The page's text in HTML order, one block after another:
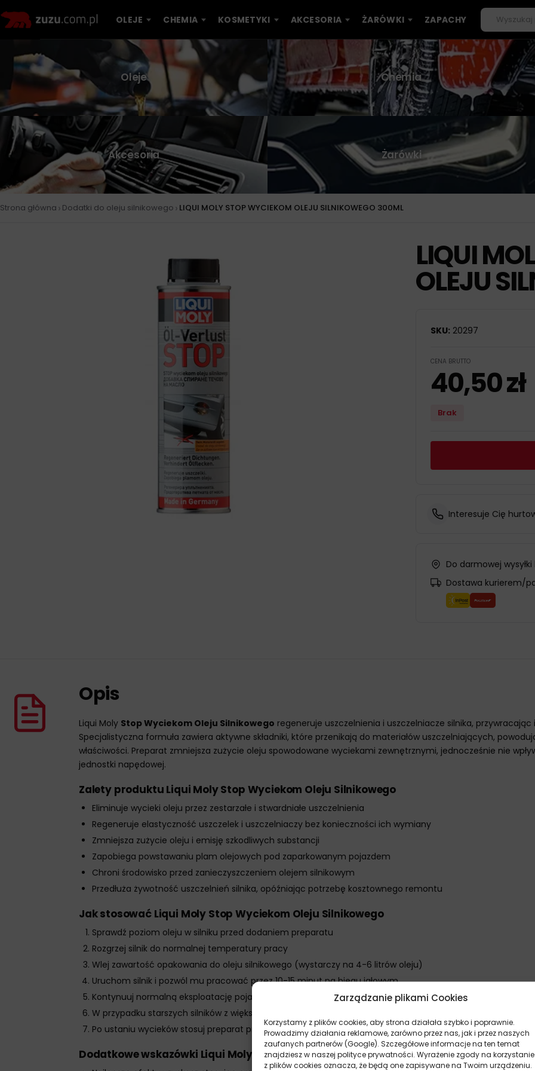
Zarządzanie plikami Cookies
Korzystamy z plików cookies, aby strona działała szybko i poprawnie.
Prowadzimy działania reklamowe, zarówno przez nas, jak i przez naszych
zaufanych partnerów (Google). Szczegółowe informacje na ten temat
znajdziesz w naszej polityce prywatności. Wyrażenie zgody na korzystanie
z plików cookies oznacza, że będą one zapisywane na Twoim urządzeniu.
OLEJE CHEMIA KOSMETYKI AKCESORIA ŻARÓWKI ZAPACHY
Oleje Chemia
Akcesoria Żarówki
Strona główna › Dodatki do oleju silnikowego › LIQUI MOLY STOP WYCIEKOM OLEJU SILNIKOWEGO 300ML
LIQUI
OLEJU
SKU: 20297
CENA BRUTTO
40,50zł
Brak
Interesuje Cię
Do darmowej
Dostawa kurierem/
Opis
Liqui Moly Stop Wyciekom Oleju Silnikowego regeneruje uszczelnienia i uszczelniacze silnika,
Specjalistyczna formuła zawiera aktywne składniki, które przenikają do materiałów uszczelniających,
właściwości. Preparat zmniejsza zużycie oleju spowodowane wyciekami zewnętrznymi, jednocześnie nie
jednostki napędowej.
Zalety produktu Liqui Moly Stop Wyciekom Oleju Silnikowego
Eliminuje wycieki oleju przez zestarzałe i stwardniałe uszczelnienia
Regeneruje elastyczność uszczelek i uszczelniaczy bez konieczności ich wymiany
Zmniejsza zużycie oleju i emisję szkodliwych substancji
Zapobiega powstawaniu plam olejowych pod zaparkowanym pojazdem
Chroni środowisko przed zanieczyszczeniem olejem silnikowym
Przedłuża żywotność uszczelnień silnika, opóźniając potrzebę kosztownego remontu
Jak stosować Liqui Moly Stop Wyciekom Oleju Silnikowego
Sprawdź poziom oleju w silniku przed dodaniem preparatu
Rozgrzej silnik do normalnej temperatury pracy
Wlej zawartość opakowania do oleju silnikowego (wystarczy na 4-6 litrów oleju)
Uruchom silnik i pozwól mu pracować przez 10-15 minut na biegu jałowym
Kontynuuj normalną eksploatację pojazdu – pierwsze efekty widoczne są po przejechaniu około 600-800
W przypadku starszych silników z większym przebiegiem może być konieczne powtórzenie kuracji przy
Po ustaniu wycieków stosuj preparat profilaktycznie przy każdej drugiej wymianie oleju
Dodatkowe wskazówki Liqui Moly Stop Wyciekom Oleju Silnikowego